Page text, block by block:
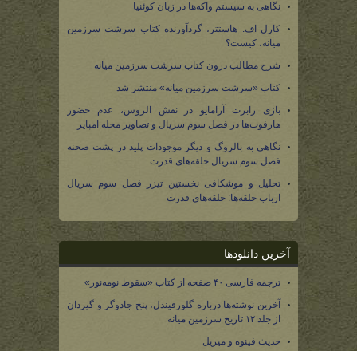
نگاهی به سیستم واکه‌ها در زبان کوئنیا
کارل اف. هاستتر، گردآورنده کتاب سرشت سرزمین
میانه، کیست؟
شرح مطالب درون کتاب سرشت سرزمین میانه
کتاب «سرشت سرزمین میانه» منتشر شد
بازی رابرت آرامایو در نقش الروس، عدم حضور
هارفوت‌ها در فصل سوم سریال و تصاویر مجله امپایر
نگاهی به بالروگ و دیگر موجودات پلید در پشت صحنه
فصل سوم سریال حلقه‌های قدرت
تحلیل و موشکافی نخستین تیزر فصل سوم سریال
ارباب حلقه‌ها: حلقه‌های قدرت
آخرین دانلودها
ترجمه فارسی ۴۰ صفحه از کتاب «سقوط نومه‌نور»
آخرین نوشته‌ها درباره گلورفیندل، پنج جادوگر و گیردان
از جلد ۱۲ تاریخ سرزمین میانه
حدیث فینوه و میریل